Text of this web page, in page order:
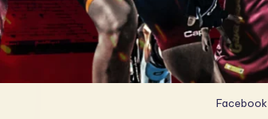
Facebook